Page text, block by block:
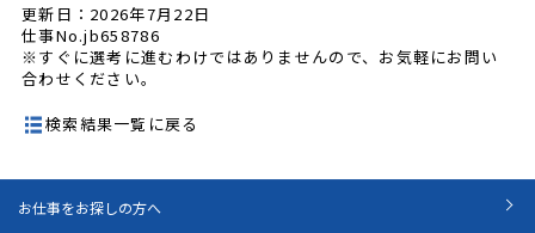
更新日：2026年7月22日
仕事No.jb658786
※すぐに選考に進むわけではありませんので、お気軽にお問い
合わせください。
検索結果一覧に戻る
お仕事をお探しの方へ